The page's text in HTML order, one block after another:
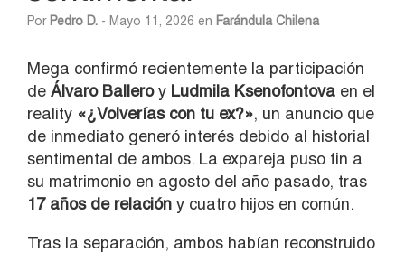
Por Pedro D. - Mayo 11, 2026 en Farándula Chilena
Mega confirmó recientemente la participación
de Álvaro Balleroy Ludmila Ksenofontova en el
reality «¿Volverías con tu ex?», un anuncio que
de inmediato generó interés debido al historial
sentimental de ambos. La expareja puso fin a
su matrimonio en agosto del año pasado, tras
17 años de relación y cuatro hijos en común.
Tras la separación, ambos habían reconstruido